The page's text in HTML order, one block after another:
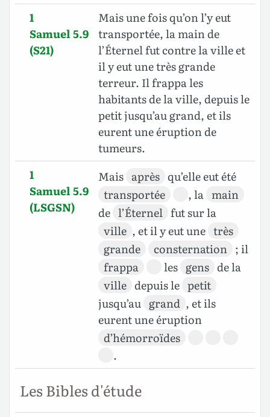
1
Samuel 5.9
(S21)
Mais une fois qu’on l’y eut
transportée, la main de
l’Éternel fut contre la ville et
il y eut une très grande
terreur. Il frappa les
habitants de la ville, depuis le
petit jusqu’au grand, et ils
eurent une éruption de
tumeurs.
1
Samuel 5.9
(LSGSN)
Mais après qu’elle eut été
transportée
, la main
de l’Éternel fut sur la
ville , et il y eut une très
grande
consternation ; il
frappa
les gens de la
ville depuis le petit
jusqu’au grand , et ils
eurent une éruption
d’hémorroïdes
.
Les Bibles d'étude